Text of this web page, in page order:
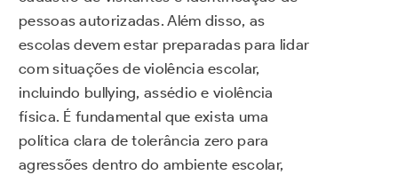
pessoas autorizadas. Além disso, as
escolas devem estar preparadas para lidar
com situações de violência escolar,
incluindo bullying, assédio e violência
física. É fundamental que exista uma
política clara de tolerância zero para
agressões dentro do ambiente escolar,